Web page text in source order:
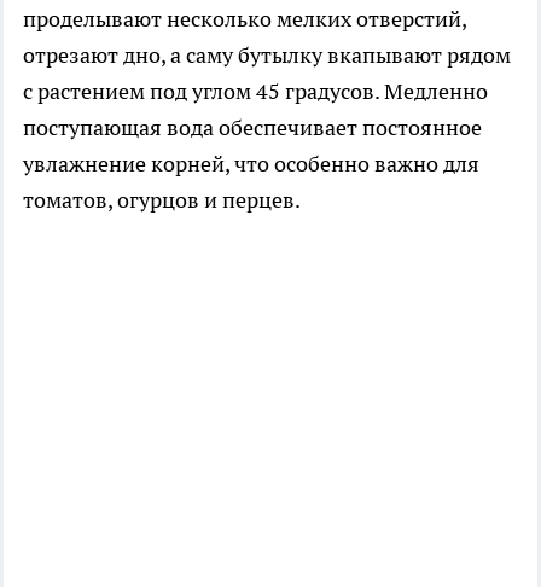
проделывают несколько мелких отверстий,
отрезают дно, а саму бутылку вкапывают рядом
с растением под углом 45 градусов. Медленно
поступающая вода обеспечивает постоянное
увлажнение корней, что особенно важно для
томатов, огурцов и перцев.